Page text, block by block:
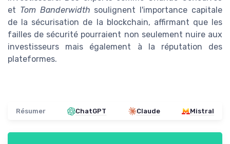
et Tom Banderwidth soulignent l'importance capitale
de la sécurisation de la blockchain, affirmant que les
failles de sécurité pourraient non seulement nuire aux
investisseurs mais également à la réputation des
plateformes.
Résumer ChatGPT Claude Mistral